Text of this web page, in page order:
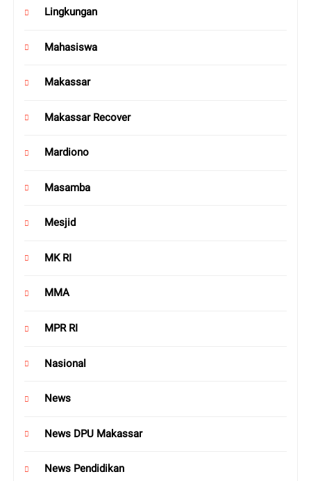
Lingkungan
Mahasiswa
Makassar
Makassar Recover
Mardiono
Masamba
Mesjid
MK RI
MMA
MPR RI
Nasional
News
News DPU Makassar
News Pendidikan